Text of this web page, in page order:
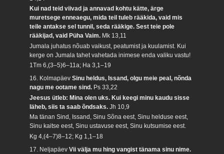
Kui nad teid viivad ja annavad kohtu kätte, ärge
muretsege enneaegu, mida teil tuleb rääkida, vaid mis
teile antakse sel tunnil, seda rääkige. Sest teie pole
rääkijad, vaid Püha Vaim. Mk 13,11
Jumala juhatus nõuab vaikust, peatumist ja kuulamist. Kui
kerge on Jumala tahet vahetada inimese enda valiku vastu!
1Tm 6,(3–5)6–11a; Ha 3,1–19
16. KolmapäevSinu heldus, Issand, olgu meie peal, nõnda
nagu me ootame sind. Ps 33,22
Jeesus ütleb: Mina olen uks. Kui keegi minu kaudu sisse
läheb, siis ta saab õndsaks.Jh 10,9
Ma tänan Sind, Issand, Sinu Sõna eest, Sinu helduse eest,
Sinu kaitse eest, Sinu ustavuse eest, Sinu kutsumise eest.
Kg 4,(4–7)8–12; Kg 1,1–18
17. NeljapäevVii välja mu hing vangist tänama sinu nime.